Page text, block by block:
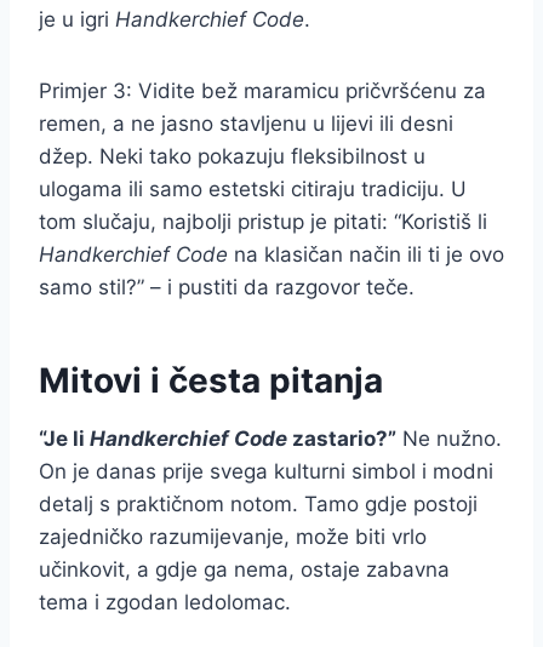
je u igri Handkerchief Code.
Primjer 3: Vidite bež maramicu pričvršćenu za
remen, a ne jasno stavljenu u lijevi ili desni
džep. Neki tako pokazuju fleksibilnost u
ulogama ili samo estetski citiraju tradiciju. U
tom slučaju, najbolji pristup je pitati: “Koristiš li
Handkerchief Code na klasičan način ili ti je ovo
samo stil?” – i pustiti da razgovor teče.
Mitovi i česta pitanja
“Je li Handkerchief Code zastario?” Ne nužno.
On je danas prije svega kulturni simbol i modni
detalj s praktičnom notom. Tamo gdje postoji
zajedničko razumijevanje, može biti vrlo
učinkovit, a gdje ga nema, ostaje zabavna
tema i zgodan ledolomac.